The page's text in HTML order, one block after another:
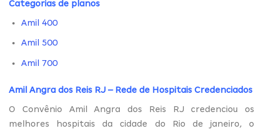
Categorias de planos
Amil 400
Amil 500
Amil 700
Amil Angra dos Reis RJ – Rede de Hospitais Credenciados
O Convênio Amil Angra dos Reis RJ credenciou os
melhores hospitais da cidade do Rio de janeiro, o